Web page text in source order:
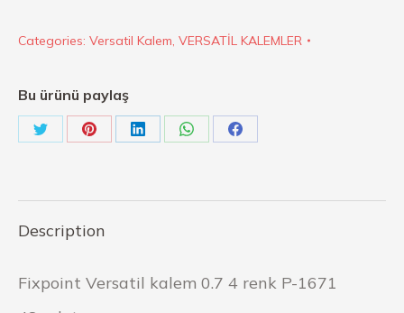
Categories: Versatil Kalem VERSATİL KALEMLER
Bu ürünü paylaş
Description
Fixpoint Versatil kalem 0.7 4 renk P-1671